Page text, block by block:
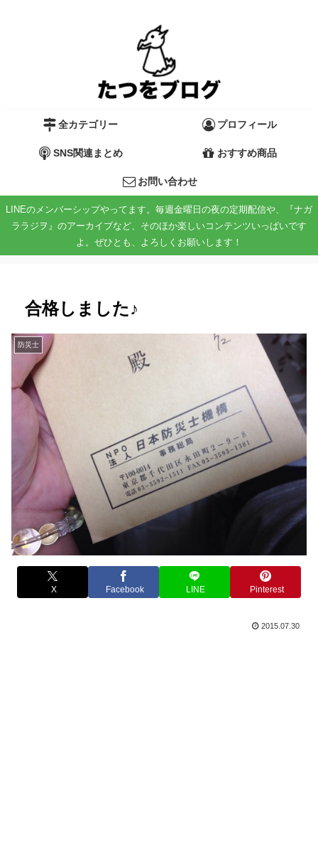
全カテゴリー プロフィール
SNS関連まとめ おすすめ商品
お問い合わせ
LINEのメンバーシップやってます。毎週金曜日の夜の定期配信や、『ナガ
ララジヲ』のアーカイブなど、そのほか楽しいコンテンツいっぱいです
よ。ぜひとも、よろしくお願いします！
合格しました♪
防災士
X Facebook LINE Pinterest
2015.07.30